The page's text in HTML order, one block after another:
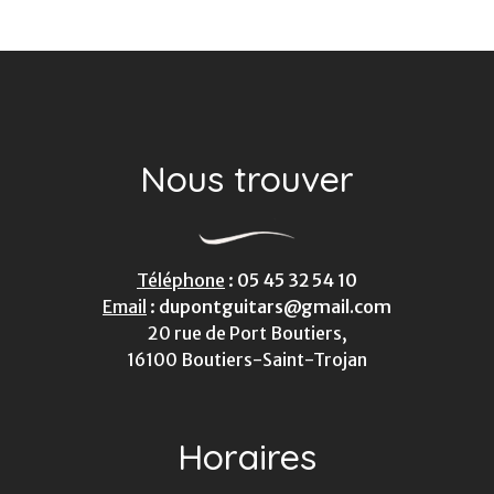
Nous trouver
Téléphone : 05 45 32 54 10
Email : dupontguitars@gmail.com
20 rue de Port Boutiers,
16100 Boutiers-Saint-Trojan
Horaires